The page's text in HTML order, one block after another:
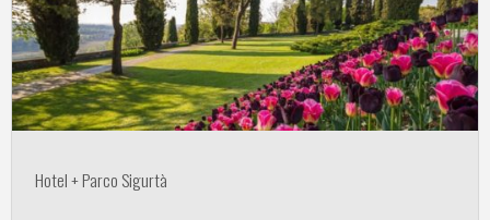
Sigurtà"
Hotel + Parco Sigurtà